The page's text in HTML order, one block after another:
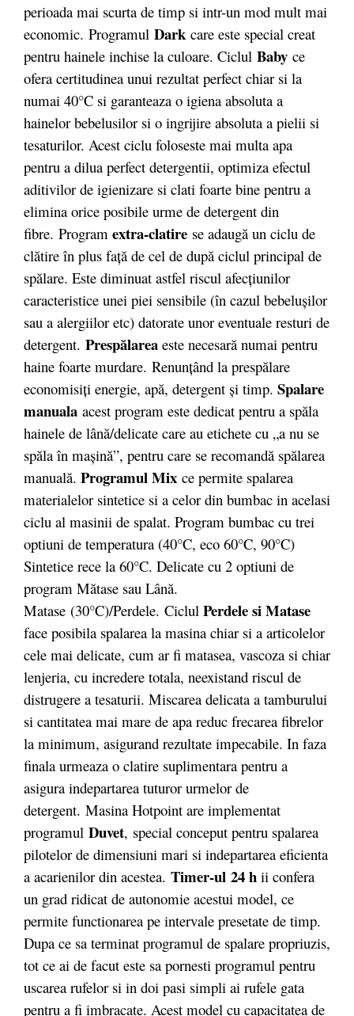
perioada mai scurta de timp si intr-un mod mult mai
economic. Programul Dark care este special creat
pentru hainele inchise la culoare. Ciclul Baby ce
ofera certitudinea unui rezultat perfect chiar si la
numai 40°C si garanteaza o igiena absoluta a
hainelor bebelusilor si o ingrijire absoluta a pielii si
tesaturilor. Acest ciclu foloseste mai multa apa
pentru a dilua perfect detergentii, optimiza efectul
aditivilor de igienizare si clati foarte bine pentru a
elimina orice posibile urme de detergent din
fibre. Program extra-clatire se adaugă un ciclu de
clătire în plus faţă de cel de după ciclul principal de
spălare. Este diminuat astfel riscul afecţiunilor
caracteristice unei piei sensibile (în cazul bebeluşilor
sau a alergiilor etc) datorate unor eventuale resturi de
detergent. Prespălarea este necesară numai pentru
haine foarte murdare. Renunţând la prespălare
economisiţi energie, apă, detergent şi timp. Spalare
manuala acest program este dedicat pentru a spăla
hainele de lână/delicate care au etichete cu „a nu se
spăla în maşină”, pentru care se recomandă spălarea
manuală. Programul Mix ce permite spalarea
materialelor sintetice si a celor din bumbac in acelasi
ciclu al masinii de spalat. Program bumbac cu trei
optiuni de temperatura (40°C, eco 60°C, 90°C)
Sintetice rece la 60°C. Delicate cu 2 optiuni de
program Mătase sau Lână.
Matase (30°C)/Perdele. Ciclul Perdele si Matase
face posibila spalarea la masina chiar si a articolelor
cele mai delicate, cum ar fi matasea, vascoza si chiar
lenjeria, cu incredere totala, neexistand riscul de
distrugere a tesaturii. Miscarea delicata a tamburului
si cantitatea mai mare de apa reduc frecarea fibrelor
la minimum, asigurand rezultate impecabile. In faza
finala urmeaza o clatire suplimentara pentru a
asigura indepartarea tuturor urmelor de
detergent. Masina Hotpoint are implementat
programul Duvet, special conceput pentru spalarea
pilotelor de dimensiuni mari si indepartarea eficienta
a acarienilor din acestea. Timer-ul 24 h ii confera
un grad ridicat de autonomie acestui model, ce
permite functionarea pe intervale presetate de timp.
Dupa ce sa terminat programul de spalare propriuzis,
tot ce ai de facut este sa pornesti programul pentru
uscarea rufelor si in doi pasi simpli ai rufele gata
pentru a fi imbracate. Acest model cu capacitatea de